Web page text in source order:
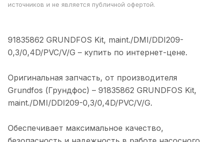
источников и не является публичной офертой.
91835862 GRUNDFOS Kit, maint./DMI/DDI209-
0,3/0,4D/PVC/V/G – купить по интeрнeт-цене.
Оригинальная запчасть, от производителя
Grundfos (Грундфос) – 91835862 GRUNDFOS Kit,
maint./DMI/DDI209-0,3/0,4D/PVC/V/G.
Обеспечивает максимальное качество,